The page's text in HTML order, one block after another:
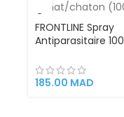
FRONTLINE Spray
Antiparasitaire
Chiots et Chatons |
Élimine Puces et
185.00 MAD